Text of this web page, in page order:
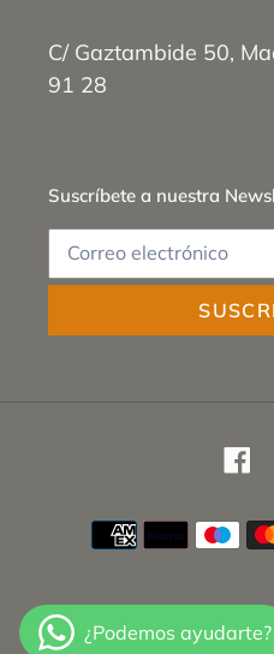
C/ Gaztambide 50,
91 28
Suscríbete a nuestra